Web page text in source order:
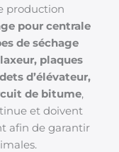
production
pour centrale
de séchage
plaques
d’élévateur,
de bitume,
et doivent
afin de garantir